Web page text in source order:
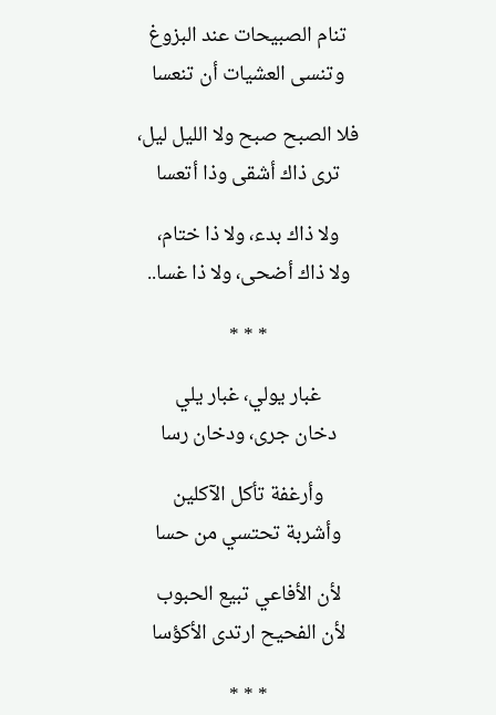
تنام الصبيحات عند البزوغ
وتنسى العشيات أن تنعسا
فلا الصبح صبح ولا الليل ليل،
ترى ذاك أشقى وذا أتعسا
ولا ذاك بدء، ولا ذا ختام،
ولا ذاك أضحى، ولا ذا غسا..
* * *
غبار يولي، غبار يلي
دخان جرى، ودخان رسا
وأرغفة تأكل الآكلين
وأشربة تحتسي من حسا
لأن الأفاعي تبيع الحبوب
لأن الفحيح ارتدى الأكؤسا
* * *